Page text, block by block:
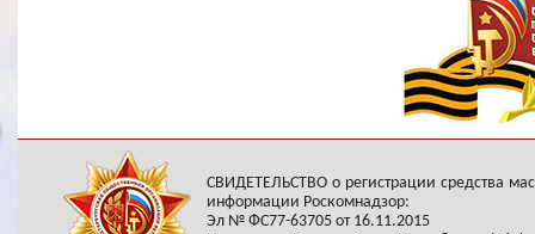
СВИДЕТЕЛЬСТВО о регистрации средства
информации Роскомнадзор:
Эл № ФС77-63705 от 16.11.2015